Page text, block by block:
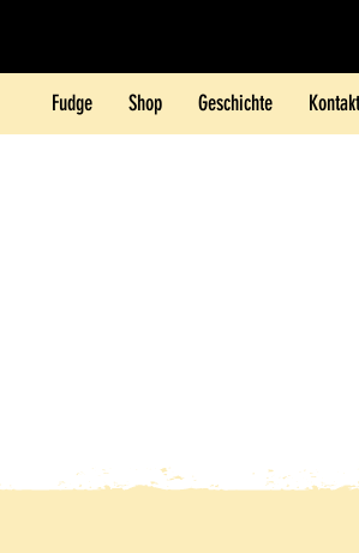
Fudge Shop Geschichte Kontakt